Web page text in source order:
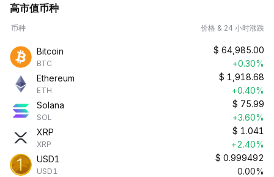
高市值币种
币种 价格 & 24 小时涨跌
Bitcoin
BTC
$ 64,985.00
+0.30%
Ethereum
ETH
$ 1,918.68
+0.40%
Solana
SOL
$ 75.99
+3.60%
XRP
XRP
$ 1.041
+2.40%
USD1
USD1
$ 0.999492
0.00%